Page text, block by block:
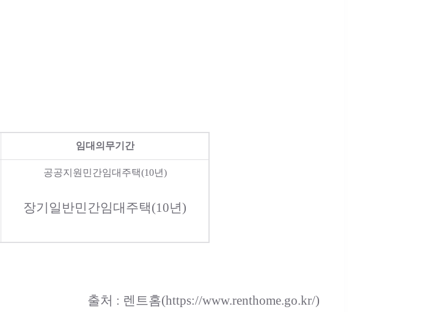
임대의무기간
공공지원민간임대주택(10년)
장기일반민간임대주택(10년)
출처 : 렌트홈(https://www.renthome.go.kr/)